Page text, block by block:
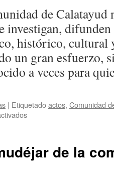
de Calatayud
investigan,
histórico, cultural
un gran esfuerzo,
a veces para
| Etiquetadoactos, Comunidad
en
y
defensa
de la